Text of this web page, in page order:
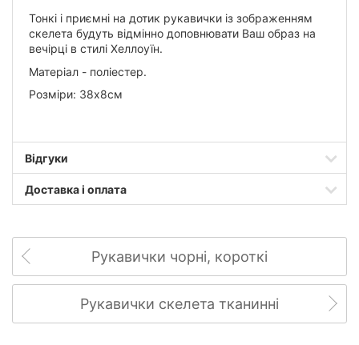
Тонкі і приємні на дотик рукавички із зображенням
скелета будуть відмінно доповнювати Ваш образ на
вечірці в стилі Хеллоуїн.
Матеріал - поліестер.
Розміри: 38х8см
Відгуки
Доставка і оплата
Рукавички чорні, короткі
Рукавички скелета тканинні